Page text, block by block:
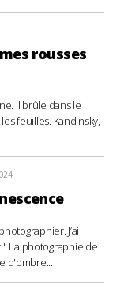
rousses
Il brûle dans le
feuilles. Kandinsky,
J’ai
La photographie de
d'ombre...